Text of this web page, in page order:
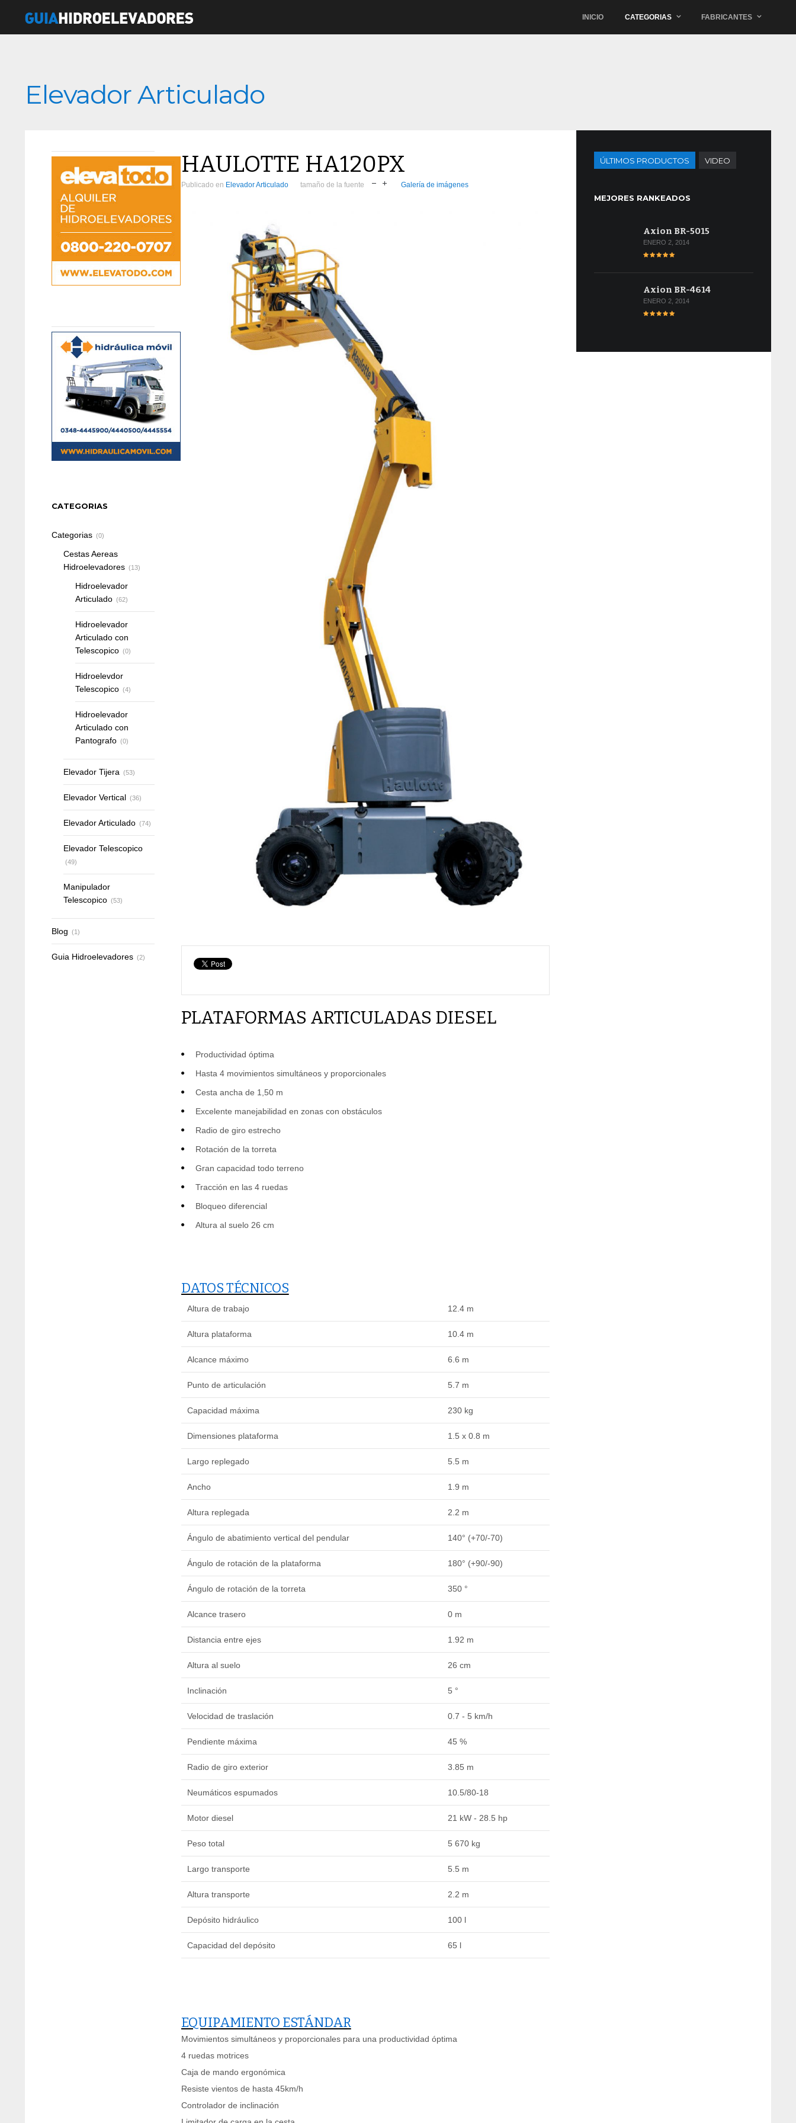
INICIO CATEGORIAS FABRICANTES
Elevador Articulado
HAULOTTE HA120PX
Publicado en Elevador Articulado tamaño de la fuente Galería de imágenes
PLATAFORMAS ARTICULADAS DIESEL
Productividad óptima
Hasta 4 movimientos simultáneos y proporcionales
Cesta ancha de 1,50 m
Excelente manejabilidad en zonas con obstáculos
Radio de giro estrecho
Rotación de la torreta
Gran capacidad todo terreno
Tracción en las 4 ruedas
Bloqueo diferencial
Altura al suelo 26 cm
DATOS TÉCNICOS
Altura de trabajo 12.4 m
Altura plataforma 10.4 m
Alcance máximo 6.6 m
Punto de articulación 5.7 m
Capacidad máxima 230 kg
Dimensiones plataforma 1.5 x 0.8 m
Largo replegado 5.5 m
Ancho 1.9 m
Altura replegada 2.2 m
Ángulo de abatimiento vertical del pendular 140° (+70/-70)
Ángulo de rotación de la plataforma 180° (+90/-90)
Ángulo de rotación de la torreta 350 °
Alcance trasero 0 m
Distancia entre ejes 1.92 m
Altura al suelo 26 cm
Inclinación 5 °
Velocidad de traslación 0.7 - 5 km/h
Pendiente máxima 45 %
Radio de giro exterior 3.85 m
Neumáticos espumados 10.5/80-18
Motor diesel 21 kW - 28.5 hp
Peso total 5 670 kg
Largo transporte 5.5 m
Altura transporte 2.2 m
Depósito hidráulico 100 l
Capacidad del depósito 65 l
EQUIPAMIENTO ESTÁNDAR
Movimientos simultáneos y proporcionales para una productividad óptima
4 ruedas motrices
Caja de mando ergonómica
Resiste vientos de hasta 45km/h
Controlador de inclinación
ÚLTIMOS PRODUCTOS VIDEO
MEJORES RANKEADOS
Axion BR-5015
ENERO 2, 2014
Axion BR-4614
ENERO 2, 2014
CATEGORIAS
Categorias (0)
Cestas Aereas
Hidroelevadores (13)
Hidroelevador
Articulado (62)
Hidroelevador
Articulado con
Telescopico (0)
Hidroelevdor
Telescopico (4)
Hidroelevador
Articulado con
Pantografo (0)
Elevador Tijera (53)
Elevador Vertical (36)
Elevador Articulado (74)
Elevador Telescopico
(49)
Manipulador
Telescopico (53)
Blog (1)
Guia Hidroelevadores (2)